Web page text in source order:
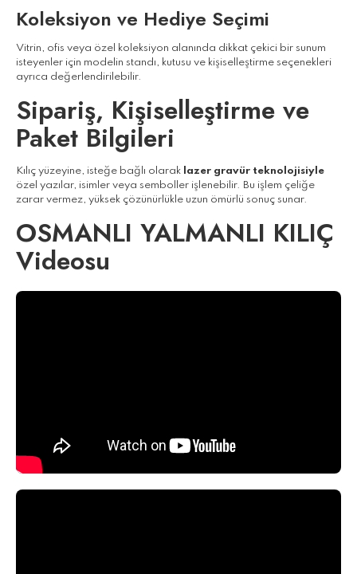
Koleksiyon ve Hediye Seçimi
Vitrin, ofis veya özel koleksiyon alanında dikkat çekici bir sunum
isteyenler için modelin standı, kutusu ve kişiselleştirme seçenekleri
ayrıca değerlendirilebilir.
Sipariş, Kişiselleştirme ve
Paket Bilgileri
Kılıç yüzeyine, isteğe bağlı olarak
lazer gravür teknolojisiyle
özel yazılar, isimler veya semboller işlenebilir. Bu işlem çeliğe
zarar vermez, yüksek çözünürlükle uzun ömürlü sonuç sunar.
OSMANLI YALMANLI KILIÇ
Videosu